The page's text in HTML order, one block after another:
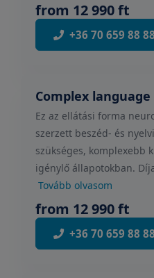
from 12 990 ft
+36 70 659 88 88
Complex
Ez az ellátási forma
szerzett beszéd- és
szükséges, komplexebb
igénylő állapotokban.
Tovább olvasom
from 12 990 ft
+36 70 659 88 88